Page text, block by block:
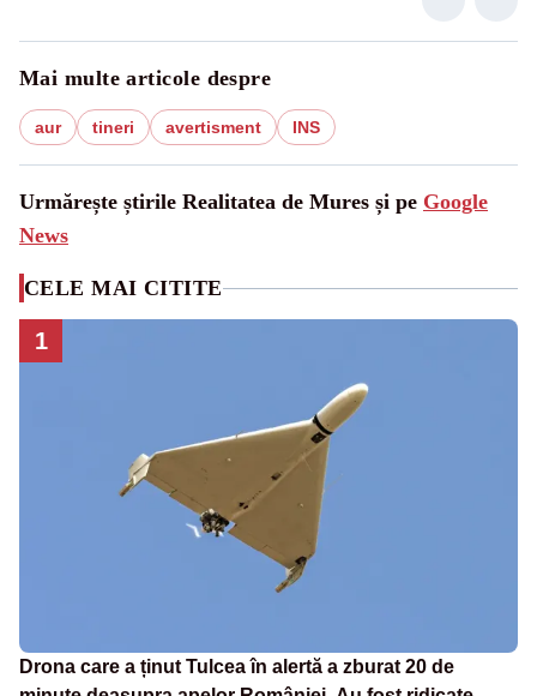
Mai multe articole despre
aur tineri avertisment INS
Urmărește știrile Realitatea de Mures și pe Google
News
CELE MAI CITITE
1
Drona care a ținut Tulcea în alertă a zburat 20 de